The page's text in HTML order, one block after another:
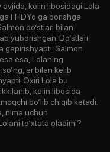
avjida, kelin libosidagi Lola
FHDYo ga borishga
doʼstlari bilan
yuborishgan. Doʼstlari
gapirishyapti. Salmon
esa, Lolaning
er bilan kelib
Oxiri Lola bu
kelin libosida
boʼlib chiqib ketadi.
nima uchun
toʼxtata oladimi?